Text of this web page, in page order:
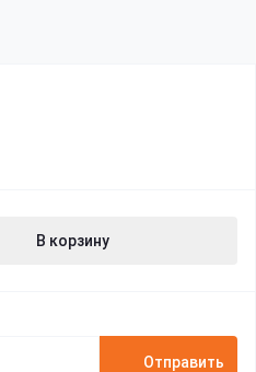
В корзину
Отправить